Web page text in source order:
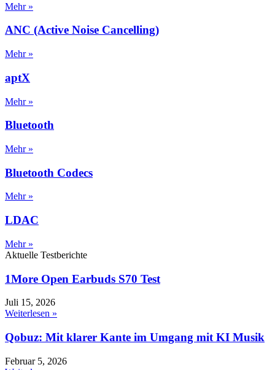
Mehr »
ANC (Active Noise Cancelling)
Mehr »
aptX
Mehr »
Bluetooth
Mehr »
Bluetooth Codecs
Mehr »
LDAC
Mehr »
Aktuelle Testberichte
1More Open Earbuds S70 Test
Juli 15, 2026
Weiterlesen »
Qobuz: Mit klarer Kante im Umgang mit KI Musik
Februar 5, 2026